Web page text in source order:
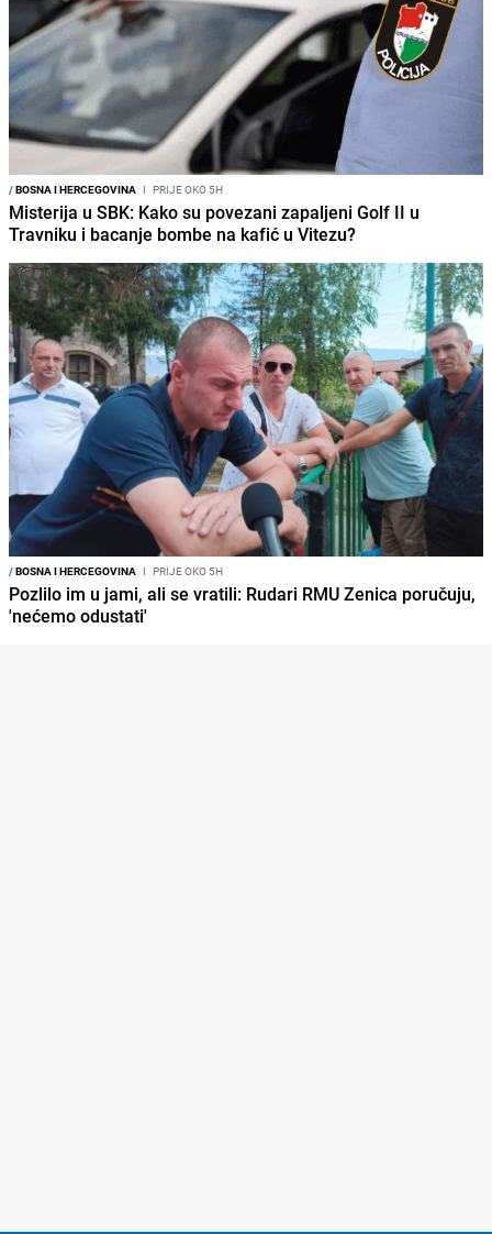
/BOSNA I HERCEGOVINA I PRIJE OKO 5H
Misterija u SBK: Kako su povezani zapaljeni Golf II u
Travniku i bacanje bombe na kafić u Vitezu?
/BOSNA I HERCEGOVINA I PRIJE OKO 5H
Pozlilo im u jami, ali se vratili: Rudari RMU Zenica poručuju,
'nećemo odustati'